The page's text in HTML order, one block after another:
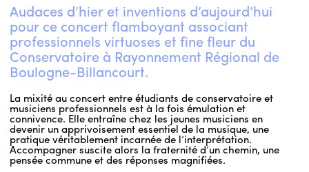
Audaces d’hier et inventions d’aujourd’hui
pour ce concert flamboyant associant
professionnels virtuoses et fine fleur du
Conservatoire à Rayonnement Régional de
Boulogne-Billancourt.
La mixité au concert entre étudiants de conservatoire et
musiciens professionnels est à la fois émulation et
connivence. Elle entraîne chez les jeunes musiciens en
devenir un apprivoisement essentiel de la musique, une
pratique véritablement incarnée de l’interprétation.
Accompagner suscite alors la fraternité d’un chemin, une
pensée commune et des réponses magnifiées.